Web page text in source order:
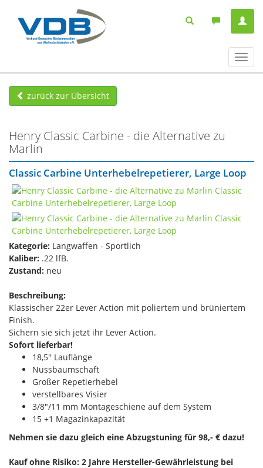
ein-/
zurück zur Übersicht
Henry Classic Carbine - die Alternative zu
Marlin
Classic Carbine Unterhebelrepetierer, Large Loop
Kategorie: Langwaffen - Sportlich
Kaliber: .22 lfB.
Zustand: neu
Beschreibung:
Klassischer 22er Lever Action mit poliertem und brüniertem
Finish.
Sichern sie sich jetzt ihr Lever Action.
Sofort lieferbar!
18,5" Lauflänge
Nussbaumschaft
Großer Repetierhebel
verstellbares Visier
3/8"/11 mm Montageschiene auf dem System
15 +1 Magazinkapazität
Nehmen sie dazu gleich eine Abzugstuning für 98,- € dazu!
Kauf ohne Risiko: 2 Jahre Hersteller-Gewährleistung bei